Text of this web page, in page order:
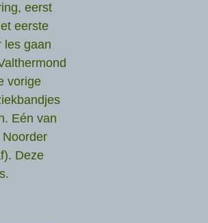
eerst
eerste
les gaan
vorige
Eén van
Deze